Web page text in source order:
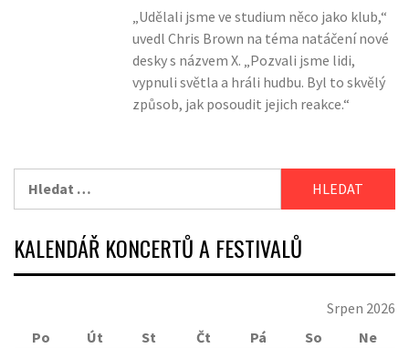
„Udělali jsme ve studium něco jako klub,“
uvedl Chris Brown na téma natáčení nové
desky s názvem X. „Pozvali jsme lidi,
vypnuli světla a hráli hudbu. Byl to skvělý
způsob, jak posoudit jejich reakce.“
KALENDÁŘ KONCERTŮ A FESTIVALŮ
Srpen 2026
Po
Út St Čt Pá So
Ne